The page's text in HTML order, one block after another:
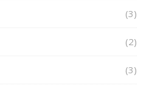
(3)
(2)
(3)